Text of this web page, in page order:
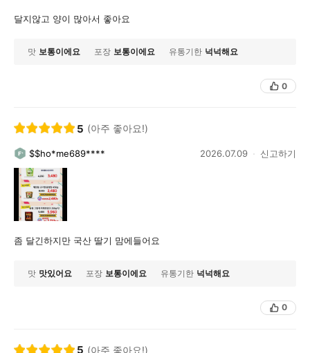
달지않고 양이 많아서 좋아요
맛 보통이에요 포장 보통이에요 유통기한 넉넉해요
0
5 (아주 좋아요!)
$$ho*me689**** 2026.07.09 신고하기
좀 달긴하지만 국산 딸기 맘에들어요
맛 맛있어요 포장 보통이에요 유통기한 넉넉해요
0
5 (아주 좋아요!)